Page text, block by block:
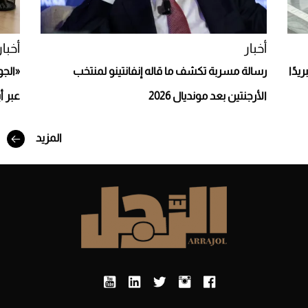
أخبار
رسالة مسربة تكشف ما قاله إنفانتينو لمنتخب
الأرجنتين بعد مونديال 2026 عبر
المزيد